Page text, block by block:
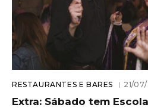
RESTAURANTES E BARES 21/
Extra: Sábado tem